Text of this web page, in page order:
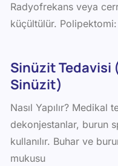
Radyofrekans veya
küçültülür. Polipektomi:
Sinüzit Tedavisi
Sinüzit)
Nasıl Yapılır? Medikal
dekonjestanlar, burun
kullanılır. Buhar ve
mukusu